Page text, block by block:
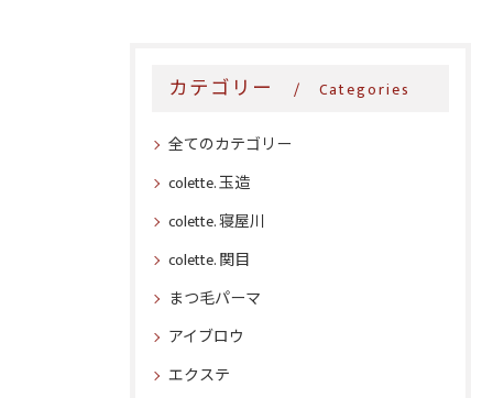
カテゴリー Categories
全てのカテゴリー
colette. 玉造
colette. 寝屋川
colette. 関目
まつ毛パーマ
アイブロウ
エクステ